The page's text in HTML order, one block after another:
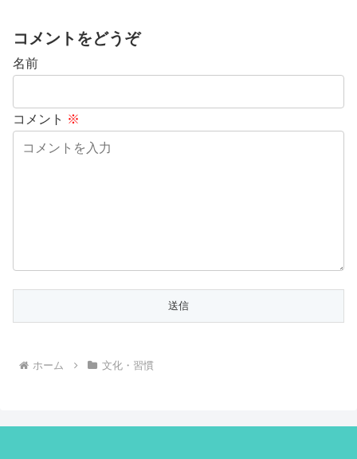
コメントをどうぞ
名前
コメント ※
ホーム 文化・習慣